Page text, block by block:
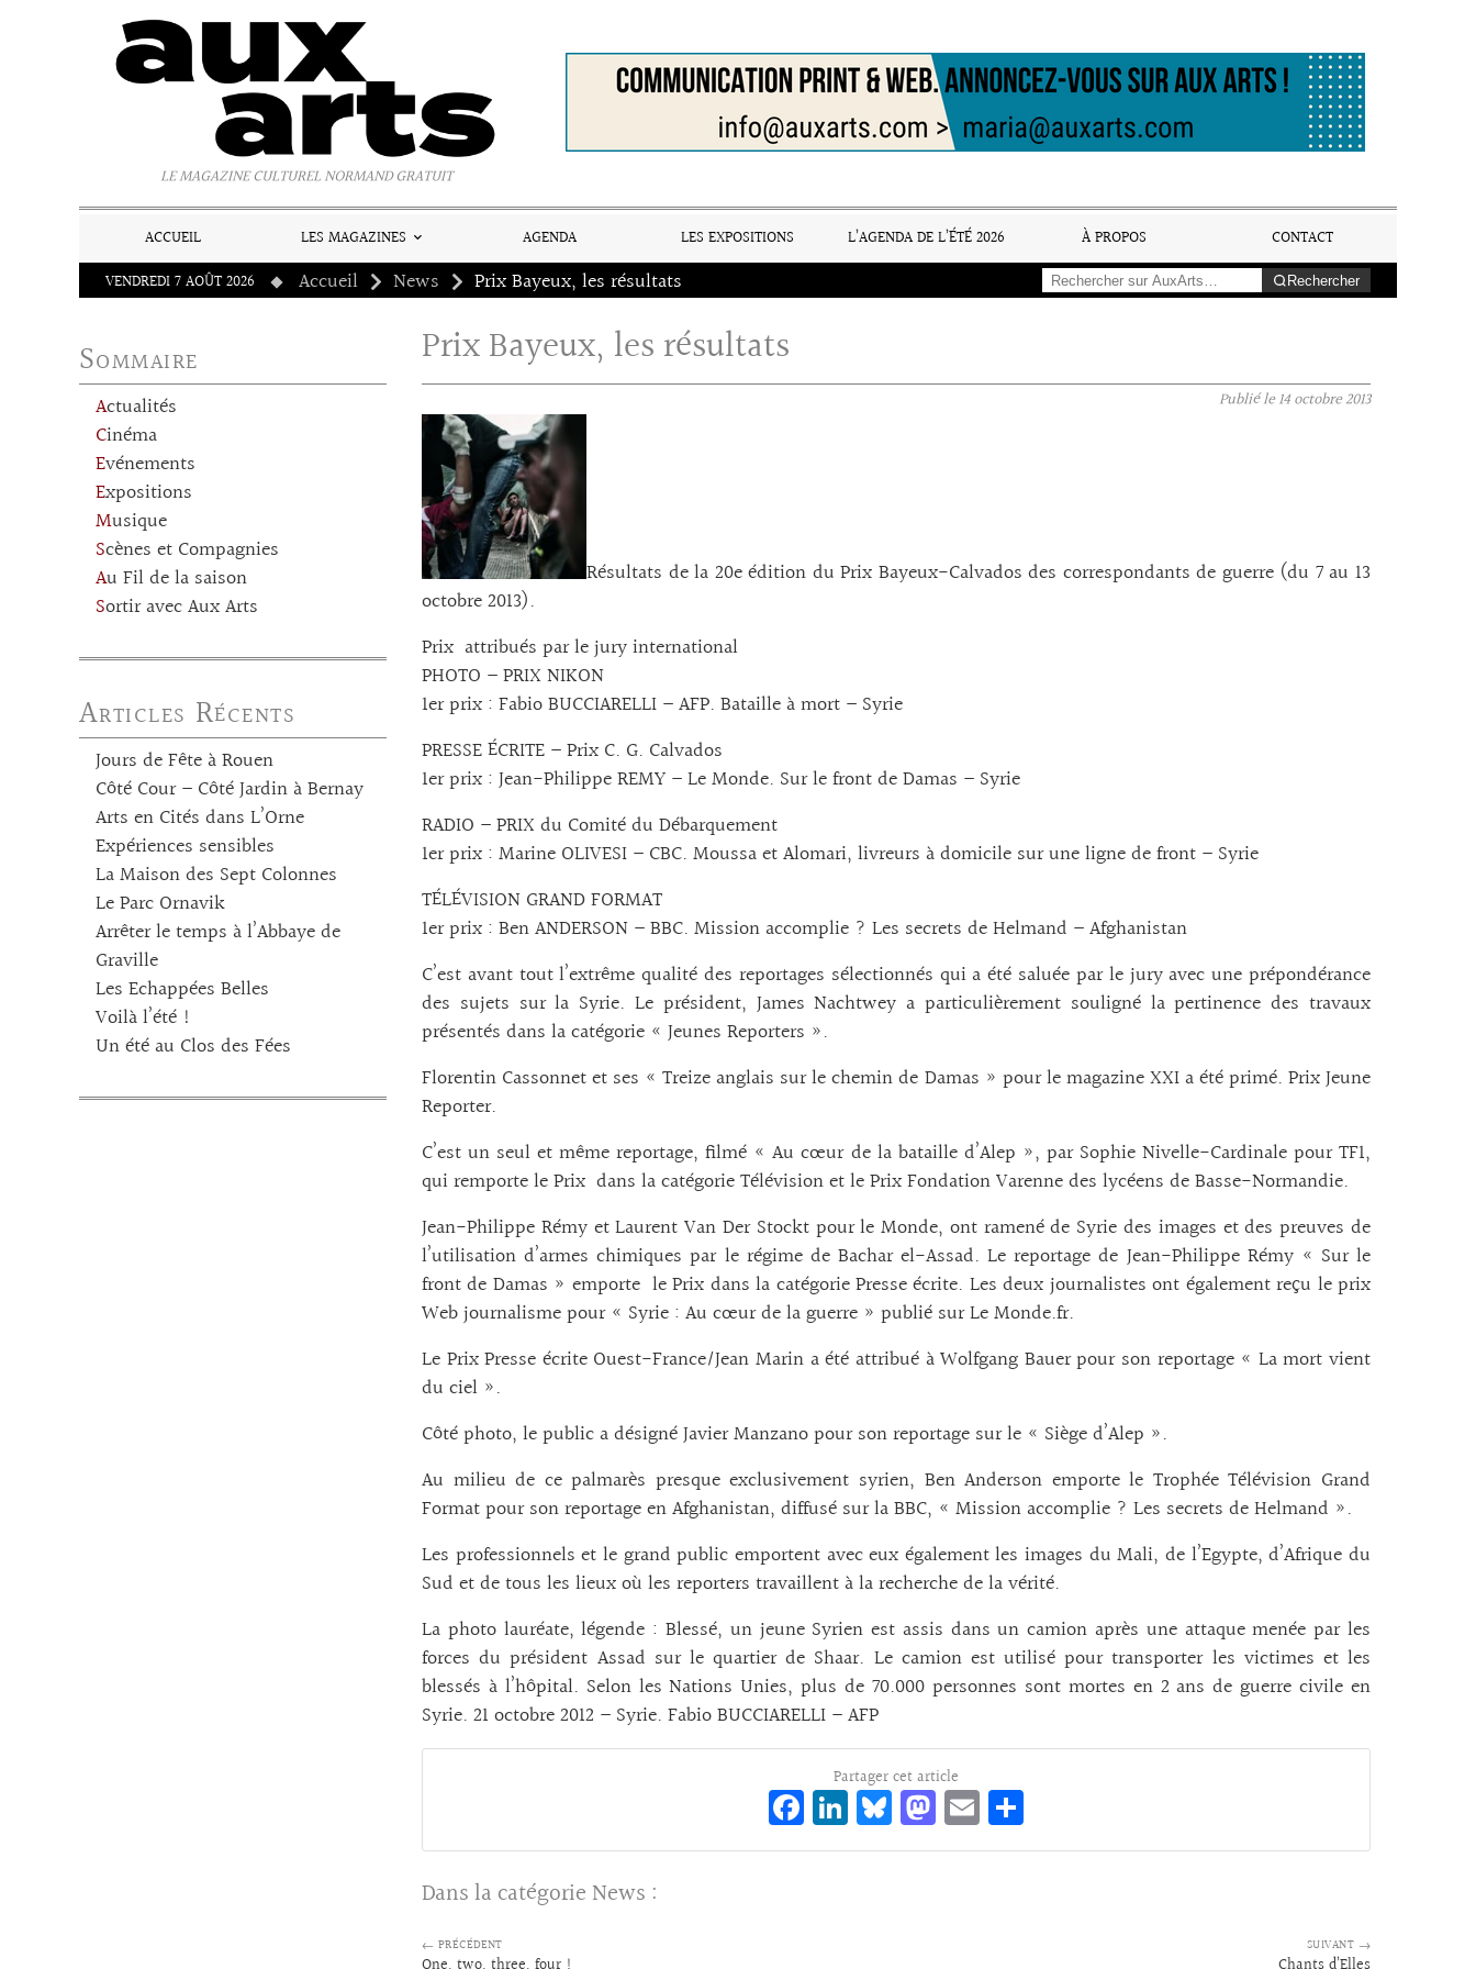
LE MAGAZINE CULTUREL NORMAND GRATUIT
ACCUEIL LES MAGAZINES AGENDA LES EXPOSITIONS L’AGENDA DE L’ÉTÉ 2026 À PROPOS
CONTACT
VENDREDI 7 AOÛT 2026
Accueil News Prix Bayeux, les résultats Rechercher
Sommaire
Actualités
Cinéma
Evénements
Expositions
Musique
Scènes et Compagnies
Au Fil de la saison
Sortir avec Aux Arts
Articles Récents
Jours de Fête à Rouen
Côté Cour – Côté Jardin à Bernay
Arts en Cités dans L’Orne
Expériences sensibles
La Maison des Sept Colonnes
Le Parc Ornavik
Arrêter le temps à l’Abbaye de
Graville
Les Echappées Belles
Voilà l’été !
Un été au Clos des Fées
Prix Bayeux, les résultats
Publié le14 octobre 2013
Résultats de la 20e édition du Prix Bayeux-Calvados des correspondants de guerre (du 7 au 13
octobre 2013).
Prix attribués par le jury international
PHOTO – PRIX NIKON
1er prix : Fabio BUCCIARELLI – AFP. Bataille à mort – Syrie
PRESSE ÉCRITE – Prix C. G. Calvados
1er prix : Jean-Philippe REMY – Le Monde. Sur le front de Damas – Syrie
RADIO – PRIX du Comité du Débarquement
1er prix : Marine OLIVESI – CBC. Moussa et Alomari, livreurs à domicile sur une ligne de front – Syrie
TÉLÉVISION GRAND FORMAT
1er prix : Ben ANDERSON – BBC. Mission accomplie ? Les secrets de Helmand – Afghanistan
C’est avant tout l’extrême qualité des reportages sélectionnés qui a été saluée par le jury avec une prépondérance
des sujets sur la Syrie. Le président, James Nachtwey a particulièrement souligné la pertinence des travaux
présentés dans la catégorie « Jeunes Reporters ».
Florentin Cassonnet et ses « Treize anglais sur le chemin de Damas » pour le magazine XXI a été primé. Prix Jeune
Reporter.
C’est un seul et même reportage, filmé « Au cœur de la bataille d’Alep », par Sophie Nivelle-Cardinale pour TF1,
qui remporte le Prix dans la catégorie Télévision et le Prix Fondation Varenne des lycéens de Basse-Normandie.
Jean-Philippe Rémy et Laurent Van Der Stockt pour le Monde, ont ramené de Syrie des images et des preuves de
l’utilisation d’armes chimiques par le régime de Bachar el-Assad. Le reportage de Jean-Philippe Rémy « Sur le
front de Damas » emporte le Prix dans la catégorie Presse écrite. Les deux journalistes ont également reçu le prix
Web journalisme pour « Syrie : Au cœur de la guerre » publié sur Le Monde.fr.
Le Prix Presse écrite Ouest-France/Jean Marin a été attribué à Wolfgang Bauer pour son reportage « La mort vient
du ciel ».
Côté photo, le public a désigné Javier Manzano pour son reportage sur le « Siège d’Alep ».
Au milieu de ce palmarès presque exclusivement syrien, Ben Anderson emporte le Trophée Télévision Grand
Format pour son reportage en Afghanistan, diffusé sur la BBC, « Mission accomplie ? Les secrets de Helmand ».
Les professionnels et le grand public emportent avec eux également les images du Mali, de l’Egypte, d’Afrique du
Sud et de tous les lieux où les reporters travaillent à la recherche de la vérité.
La photo lauréate, légende : Blessé, un jeune Syrien est assis dans un camion après une attaque menée par les
forces du président Assad sur le quartier de Shaar. Le camion est utilisé pour transporter les victimes et les
blessés à l’hôpital. Selon les Nations Unies, plus de 70.000 personnes sont mortes en 2 ans de guerre civile en
Syrie. 21 octobre 2012 – Syrie. Fabio BUCCIARELLI – AFP
Partager cet article
Fa
ce
Li
n
Bl
ue
M
as
E
m rt
Dans la catégorie News :
← PRÉCÉDENT SUIVANT →
Panneau de gestion des cookies